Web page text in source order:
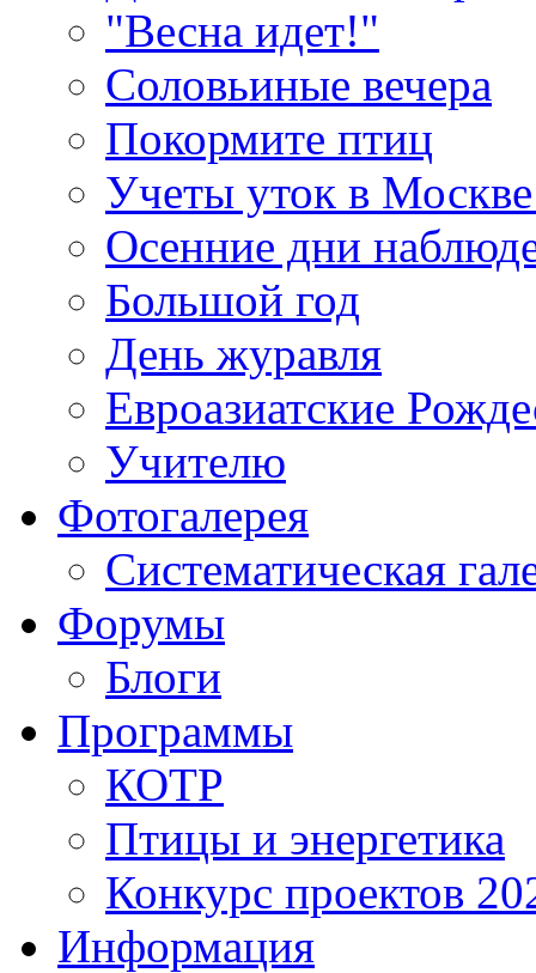
"Весна идет!"
Соловьиные вечера
Покормите птиц
Учеты уток в
Осенние дни
Большой год
День журавля
Евроазиатские
Учителю
Фотогалерея
Систематическая
Форумы
Блоги
Программы
КОТР
Птицы и энергетика
Конкурс проектов
Информация